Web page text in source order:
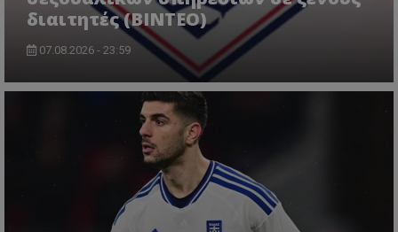
διαιτητές (BINTEO)
07.08.2026 - 23:59